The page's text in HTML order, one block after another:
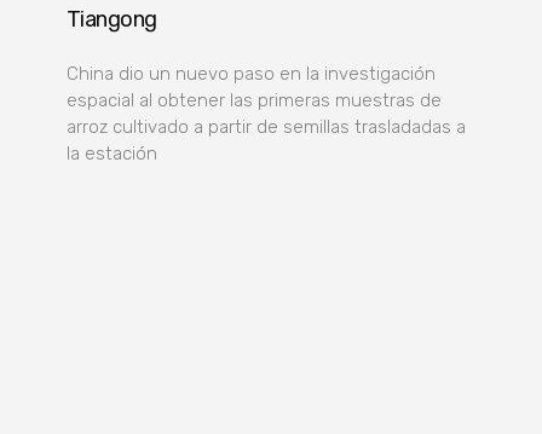
Tiangong
China dio un nuevo paso en la investigación
espacial al obtener las primeras muestras de
arroz cultivado a partir de semillas trasladadas a
la estación